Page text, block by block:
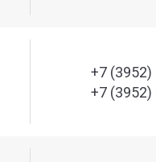
+7
+7 (3952)